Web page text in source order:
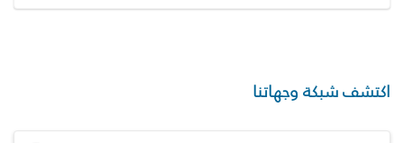
اكتشف شبكة وجهاتنا